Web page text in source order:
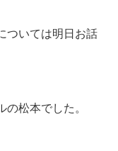
ついては明日お話
松本でした。